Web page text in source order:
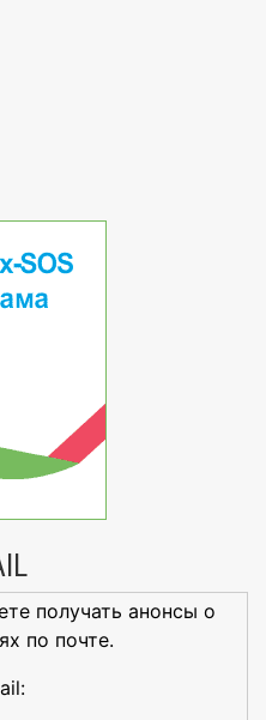
получать анонсы о
по почте.